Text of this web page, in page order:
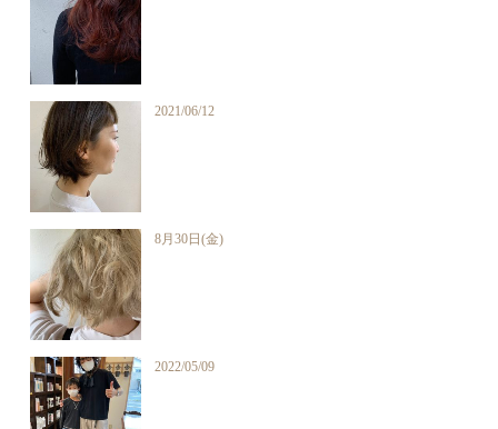
2021/06/12
8月30日(金)
2022/05/09